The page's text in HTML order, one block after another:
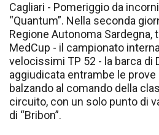
Cagliari - Pomeriggio da
“Quantum”. Nella seconda
Regione Autonoma Sardegna,
MedCup - il campionato
velocissimi TP 52 - la barca di
aggiudicata entrambe le prove
balzando al comando della
circuito, con un solo punto di
di “Bribon”.